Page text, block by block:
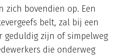
zich bovendien op. Een
belt, zal bij een
geduldig zijn of simpelweg
die onderweg